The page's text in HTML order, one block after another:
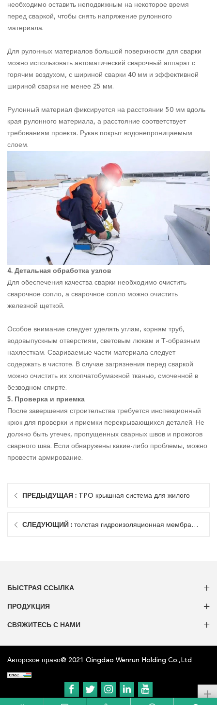
необходимо оставить неподвижным на некоторое время
перед сваркой, чтобы снять напряжение рулонного
материала.
Для рулонных материалов большой поверхности для сварки
можно использовать автоматический сварочный аппарат с
горячим воздухом, с шириной сварки 40 мм и эффективной
шириной сварки не менее 25 мм.
Рулонный материал фиксируется на расстоянии 50 мм вдоль
края рулонного материала, а расстояние соответствует
требованиям проекта. Рукав покрыт водонепроницаемым
слоем.
4. Детальная обработка узлов
Для обеспечения качества сварки необходимо очистить
сварочное сопло, а сварочное сопло можно очистить
железной щеткой.
Особое внимание следует уделять углам, корням труб,
водовыпускным отверстиям, световым люкам и Т-образным
нахлесткам. Свариваемые части материала следует
содержать в чистоте. В случае загрязнения перед сваркой
можно очистить их хлопчатобумажной тканью, смоченной в
безводном спирте.
5. Проверка и приемка
После завершения строительства требуется инспекционный
крюк для проверки и приемки перекрывающихся деталей. Не
должно быть утечек, пропущенных сварных швов и прожогов
сварного шва. Если обнаружены какие-либо проблемы, можно
провести армирование.
ПРЕДЫДУЩАЯ : TPO крышная система для жилого
СЛЕДУЮЩИЙ : толстая гидроизоляционная мембрана
БЫСТРАЯ ССЫЛКА
ПРОДУКЦИЯ
СВЯЖИТЕСЬ С НАМИ
Авторское право@ 2021 Qingdao Wenrun Holding Co.,Ltd